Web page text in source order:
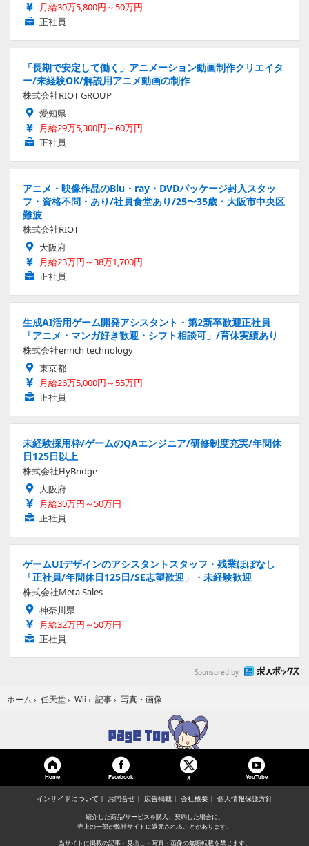
月給30万5,800円～50万円
正社員
「長期で安定して働く」アニメーション動画制作クリエイタ
ー/未経験OK/解説用アニメ動画の制作
株式会社RIOT GROUP
愛知県
月給29万5,300円～60万円
正社員
アニメ・映像作品のBlu・ray・DVDパッケージ封入スタッ
フ・資格不問・あり/社員食堂あり/25〜35歳・大阪市中央区
難波
株式会社RIOT
大阪府
月給23万円～38万1,700円
正社員
生成AI活用ゲーム開発アシスタント・第2新卒歓迎正社員
「アニメ・マンガ好き歓迎・シフト相談可」/育休実績あり
株式会社enrich technology
東京都
月給26万5,000円～55万円
正社員
未経験採用枠/ゲームのQAエンジニア/研修制度充実/年間休
日125日以上
株式会社HyBridge
大阪府
月給30万円～50万円
正社員
ゲームUIデザインのアシスタントスタッフ・残業ほぼなし
「正社員/年間休日125日/SE志望歓迎」・未経験歓迎
株式会社Meta Sales
神奈川県
月給32万円～50万円
正社員
Sponsored by
ホーム › 任天堂 › Wii › 記事 › 写真・画像
Home Facebook X YouTube
インサイドについて お問合せ 広告掲載 会社概要 個人情報保護方針
紹介した商品/サービスを購入、契約した場合に、
売上の一部が弊社サイトに還元されることがあります。
当サイトに掲載の記事・見出し・写真・画像の無断転載を禁じます。